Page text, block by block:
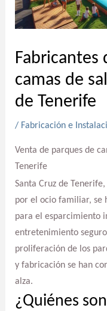
Fabricantes
camas de
de Tenerife
/ Fabricación e
Venta de parques de
Tenerife
Santa Cruz de
por el ocio familiar, se
para el esparcimiento
entretenimiento
proliferación de los
y fabricación se han
alza.
¿Quiénes